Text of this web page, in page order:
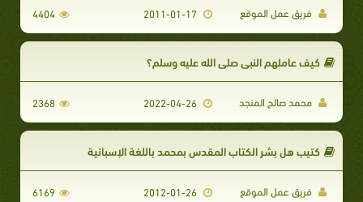
فريق عمل الموقع 4404
كيف عاملهم النبي صلى الله عليه وسلم؟
محمد صالح المنجد 2022-04-26
2368
كتيب هل بشر الكتاب المقدس بمحمد باللغة الإسبانية
فريق عمل الموقع 6169